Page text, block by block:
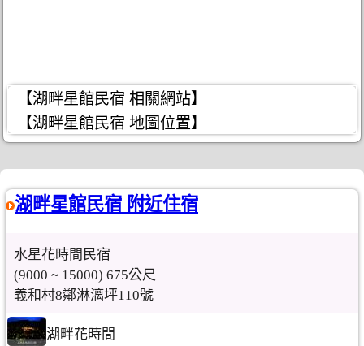
【湖畔星館民宿 相關網站】
【湖畔星館民宿 地圖位置】
湖畔星館民宿 附近住宿
水星花時間民宿
(9000 ~ 15000) 675公尺
義和村8鄰淋漓坪110號
湖畔花時間